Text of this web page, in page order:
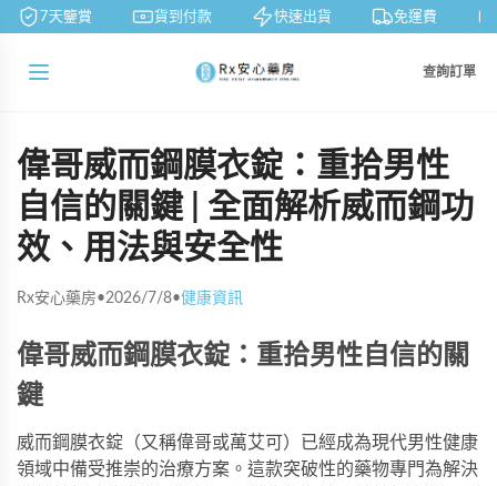
7天鑒賞 貨到付款 快速出貨 免運費
查詢訂單
偉哥威而鋼膜衣錠：重拾男性
自信的關鍵 | 全面解析威而鋼功
效、用法與安全性
Rx安心藥房•2026/7/8•健康資訊
偉哥威而鋼膜衣錠：重拾男性自信的關
鍵
威而鋼膜衣錠（又稱偉哥或萬艾可）已經成為現代男性健康
領域中備受推崇的治療方案。這款突破性的藥物專門為解決